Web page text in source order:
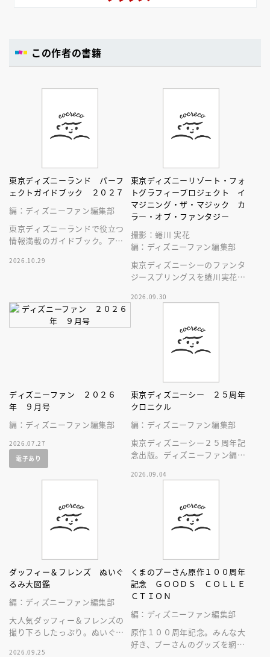
この作者の書籍
東京ディズニーランド パーフ
ェクトガイドブック ２０２７
編：ディズニーファン編集部
東京ディズニーランドで役立つ
情報満載のガイドブック。アト
ン、グッズまでが１冊に！
2026.10.29
東京ディズニーリゾート・フォ
トグラフィープロジェクト イ
マジニング・ザ・マジック カ
ラー・オブ・ファンタジー
撮影：蜷川 実花
編：ディズニーファン編集部
東京ディズニーシーのファンタ
ジースプリングスを蜷川実花が
2026.09.30
ディズニーファン ２０２６
年 ９月号
編：ディズニーファン編集部
2026.07.27
電子あり
東京ディズニーシー ２５周年
クロニクル
編：ディズニーファン編集部
東京ディズニーシー２５周年記
念出版。ディズニーファン編集
したパークファン必見の２５年
2026.09.04
ダッフィー＆フレンズ ぬいぐ
るみ大図鑑
編：ディズニーファン編集部
大人気ダッフィー＆フレンズの
撮り下ろしたっぷり。ぬいぐる
2026.09.25
くまのプーさん原作１００周年
記念 ＧＯＯＤＳ ＣＯＬＬＥ
ＣＴＩＯＮ
編：ディズニーファン編集部
原作１００周年記念。みんな大
好き、プーさんのグッズを網羅